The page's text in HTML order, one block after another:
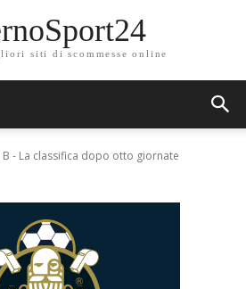
siti di scommesse online
B - La classifica dopo otto giornate